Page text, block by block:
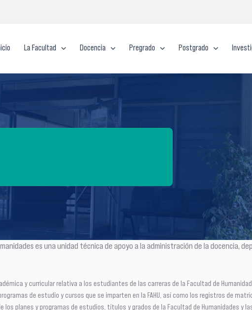
La Facultad Docencia Pregrado Postgrado
es una unidad técnica de apoyo a la administración de la docencia,
y curricular relativa a los estudiantes de las carreras de la Facultad de
de estudio y cursos que se imparten en la FAHU, así como los registros de
los planes y programas de estudios, títulos y grados de la Facultad de Humanidades y